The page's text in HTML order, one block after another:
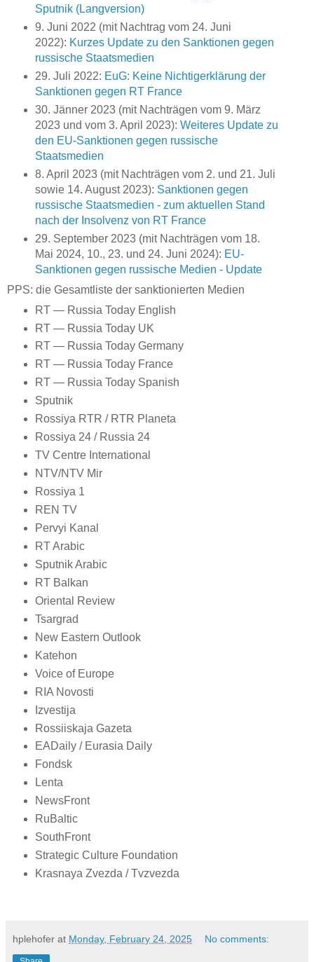
Sputnik (Langversion)
9. Juni 2022 (mit Nachtrag vom 24. Juni
2022): Kurzes Update zu den Sanktionen gegen
russische Staatsmedien
29. Juli 2022: EuG: Keine Nichtigerklärung der
Sanktionen gegen RT France
30. Jänner 2023 (mit Nachträgen vom 9. März
2023 und vom 3. April 2023): Weiteres Update zu
den EU-Sanktionen gegen russische
Staatsmedien
8. April 2023 (mit Nachträgen vom 2. und 21. Juli
sowie 14. August 2023): Sanktionen gegen
russische Staatsmedien - zum aktuellen Stand
nach der Insolvenz von RT France
29. September 2023 (mit Nachträgen vom 18.
Mai 2024, 10., 23. und 24. Juni 2024): EU-
Sanktionen gegen russische Medien - Update
PPS: die Gesamtliste der sanktionierten Medien
RT — Russia Today English
RT — Russia Today UK
RT — Russia Today Germany
RT — Russia Today France
RT — Russia Today Spanish
Sputnik
Rossiya RTR / RTR Planeta
Rossiya 24 / Russia 24
TV Centre International
NTV/NTV Mir
Rossiya 1
REN TV
Pervyi Kanal
RT Arabic
Sputnik Arabic
RT Balkan
Oriental Review
Tsargrad
New Eastern Outlook
Katehon
Voice of Europe
RIA Novosti
Izvestija
Rossiiskaja Gazeta
EADaily / Eurasia Daily
Fondsk
Lenta
NewsFront
RuBaltic
SouthFront
Strategic Culture Foundation
Krasnaya Zvezda / Tvzvezda
hplehofer at Monday, February 24, 2025 No comments: